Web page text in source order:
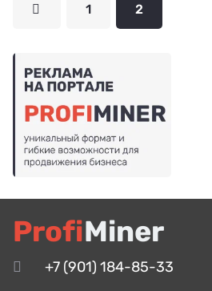
1 2
ProfiMiner
+7 (901) 184-85-33